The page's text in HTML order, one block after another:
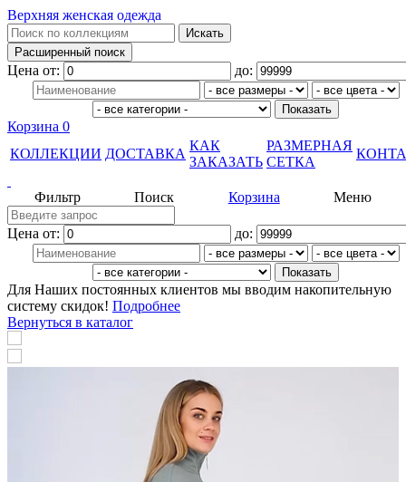
Верхняя женская одежда
Цена от: до:
Корзина 0
КОЛЛЕКЦИИ ДОСТАВКА
КАК
ЗАКАЗАТЬ
РАЗМЕРНАЯ
СЕТКА
Меню
Корзина
Поиск
Фильтр
Цена от: до:
Для Наших постоянных клиентов мы вводим накопительную
систему скидок! Подробнее
Вернуться в каталог